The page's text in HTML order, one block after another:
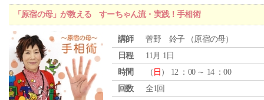
「原宿の母」が教える すーちゃん流・実践！手相術
講師
菅野 鈴子 （原宿の母）
日程
11月 1日
時間
（ 日 ） 12 ：00 ～ 14 ：00
回数
全1回